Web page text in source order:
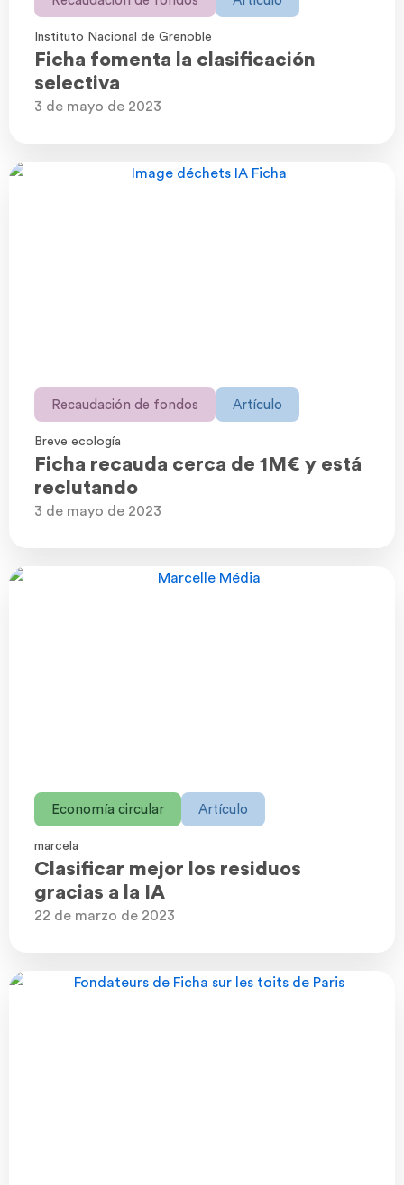
Instituto Nacional de Grenoble
Ficha fomenta la clasificación
selectiva
3 de mayo de 2023
Recaudación de fondos Artículo
Breve ecología
Ficha recauda cerca de 1M€ y está
reclutando
3 de mayo de 2023
Economía circular Artículo
marcela
Clasificar mejor los residuos
gracias a la IA
22 de marzo de 2023